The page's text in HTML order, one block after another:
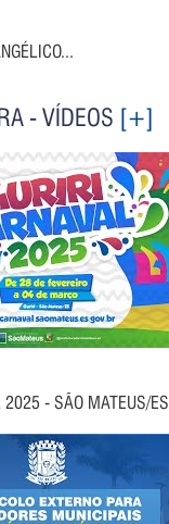
- VÍDEOS [+]
2025 - SÃO MATEUS/ES